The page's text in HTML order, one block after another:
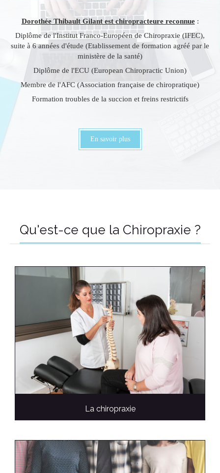
Dorothée Thibault Gilant est chiropracteure reconnue:
Diplôme de l'Institut Franco-Européen de Chiropraxie (IFEC),
suite à 6 années d'étude (Etablissement de formation agréé par le
ministère de la santé)
Diplôme de l'ECU (European Chiropractic Union)
Membre de l'AFC (Association française de chiropratique)​
Formation troubles de la succion et freins restrictifs
En savoir plus
Qu'est-ce que la Chiropraxie ?
La chiropraxie